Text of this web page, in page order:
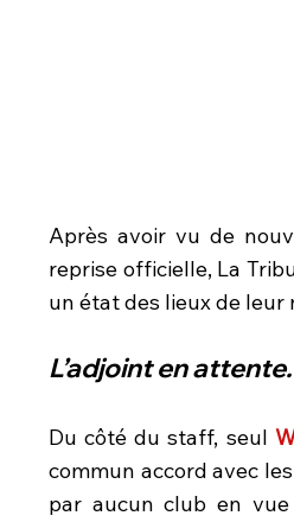
Après avoir vu de
reprise officielle, La
un état des lieux de
L’adjoint en
Du côté du staff, seul
commun accord avec
par aucun club en